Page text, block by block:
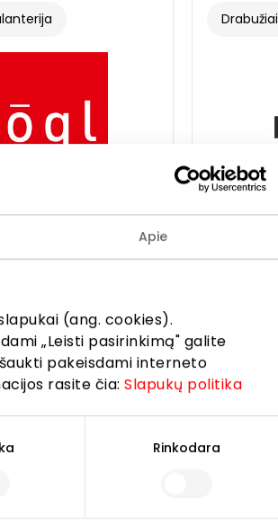
Apie
(ang. cookies).
„Leisti pasirinkimą" galite
pakeisdami interneto
rasite čia:Slapukų politika
Rinkodara
Drabužiai
Drabužiai